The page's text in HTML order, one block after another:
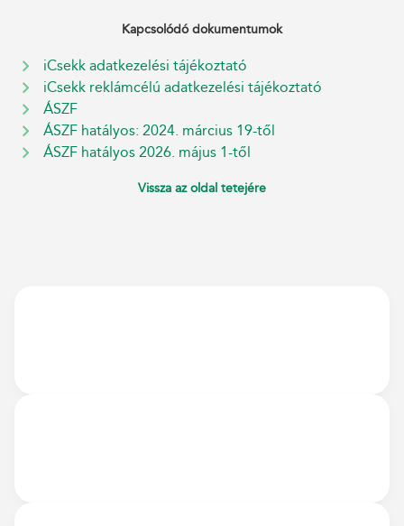
Kapcsolódó dokumentumok
iCsekk adatkezelési tájékoztató
iCsekk reklámcélú adatkezelési tájékoztató
ÁSZF
ÁSZF hatályos: 2024. március 19-től
ÁSZF hatályos 2026. május 1-től
Vissza azoldal tetejére